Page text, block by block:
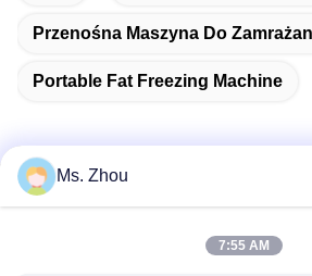
Przenośna Maszyna Do
Portable Fat Freezing Machine
Ms. Zhou
7:55 AM